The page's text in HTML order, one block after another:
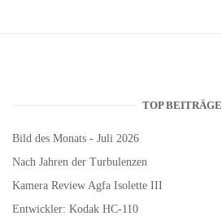
TOP BEITRÄGE
Bild des Monats - Juli 2026
Nach Jahren der Turbulenzen
Kamera Review Agfa Isolette III
Entwickler: Kodak HC-110